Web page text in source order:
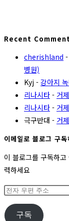
Recent
cherishland -
병원)
Kyj - 강아지
리나시타 - 거
리나시타 - 거
극구반대 - 거
이메일로 블로그 구독
이 블로그를 구독하
력하세요
전
우
구독